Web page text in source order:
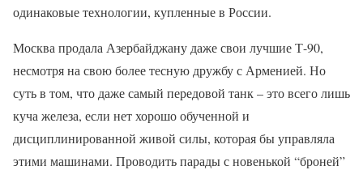
одинаковые технологии, купленные в России.
Москва продала Азербайджану даже свои лучшие Т-90,
несмотря на свою более тесную дружбу с Арменией. Но
суть в том, что даже самый передовой танк – это всего лишь
куча железа, если нет хорошо обученной и
дисциплинированной живой силы, которая бы управляла
этими машинами. Проводить парады с новенькой “броней”